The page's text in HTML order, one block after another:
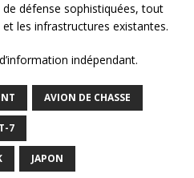
défense sophistiquées, tout
les infrastructures existantes.
indépendant.
AVION DE CHASSE
7
JAPON